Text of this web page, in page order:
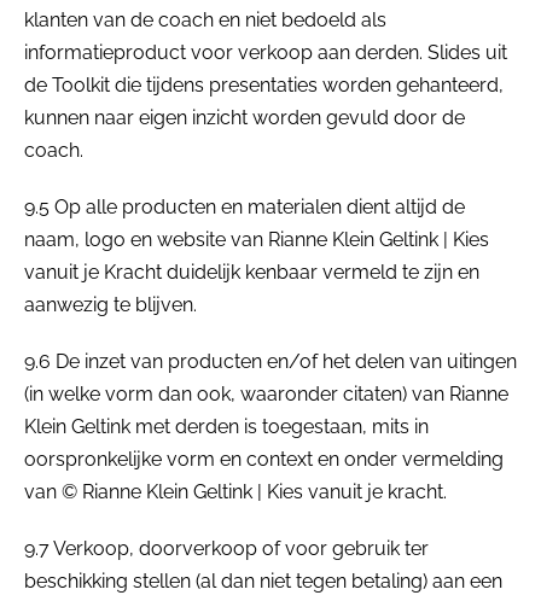
klanten van de coach en niet bedoeld als
informatieproduct voor verkoop aan derden. Slides uit
de Toolkit die tijdens presentaties worden gehanteerd,
kunnen naar eigen inzicht worden gevuld door de
coach.
9.5 Op alle producten en materialen dient altijd de
naam, logo en website van Rianne Klein Geltink | Kies
vanuit je Kracht duidelijk kenbaar vermeld te zijn en
aanwezig te blijven.
9.6 De inzet van producten en/of het delen van uitingen
(in welke vorm dan ook, waaronder citaten) van Rianne
Klein Geltink met derden is toegestaan, mits in
oorspronkelijke vorm en context en onder vermelding
van © Rianne Klein Geltink | Kies vanuit je kracht.
9.7 Verkoop, doorverkoop of voor gebruik ter
beschikking stellen (al dan niet tegen betaling) aan een